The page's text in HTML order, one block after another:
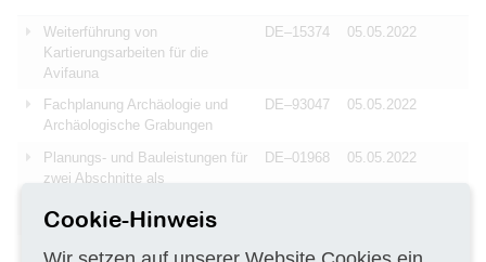
Weiterführung von
Kartierungsarbeiten für die
Avifauna
DE–15374 05.05.2022
Fachplanung Archäologie und
Archäologische Grabungen
DE–93047 05.05.2022
Planungs- und Bauleistungen für
zwei Abschnitte als
Fernradtouren
DE–01968 05.05.2022
Erstellen von
DE–73430 05.05.2022
Cookie-Hinweis